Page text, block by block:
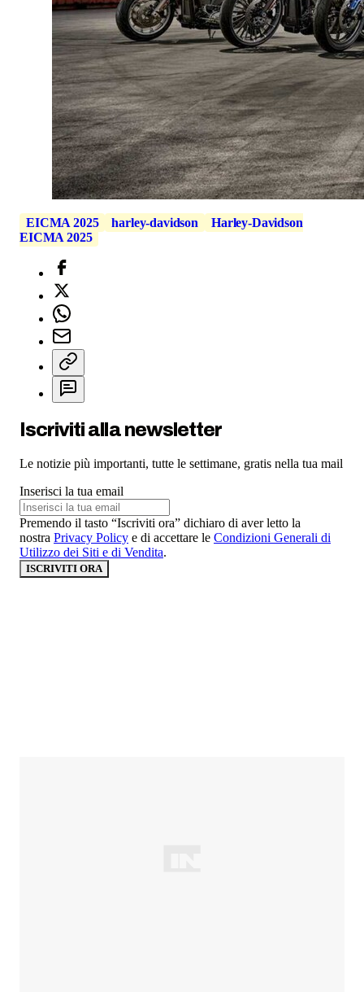
EICMA 2025 harley-davidson
Harley-Davidson
EICMA 2025
Iscriviti alla newsletter
Le notizie più importanti, tutte le settimane, gratis nella tua mail
Inserisci la tua email
Premendo il tasto “Iscriviti ora” dichiaro di aver letto la
nostra Privacy Policy e di accettare le Condizioni Generali di
Utilizzo dei Siti e di Vendita.
ISCRIVITI ORA